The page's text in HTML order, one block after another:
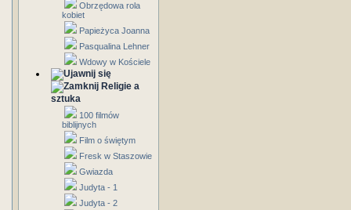
Obrzędowa rola
kobiet
Papieżyca Joanna
Pasqualina Lehner
Wdowy w Kościele
Religie a
sztuka
100 filmów
biblijnych
Film o świętym
Fresk w Staszowie
Gwiazda
Judyta - 1
Judyta - 2